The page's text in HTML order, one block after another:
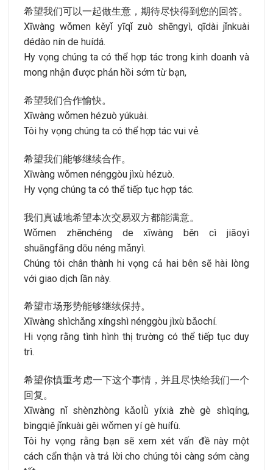
希望我们可以一起做生意，期待尽快得到您的回答。
Xīwàng wǒmen kěyǐ yīqǐ zuò shēngyì, qīdài jǐnkuài
dédào nín de huídá.
Hy vọng chúng ta có thể hợp tác trong kinh doanh và
mong nhận được phản hồi sớm từ bạn,
希望我们合作愉快。
Xīwàng wǒmen hézuò yúkuài.
Tôi hy vọng chúng ta có thể hợp tác vui vẻ.
希望我们能够继续合作。
Xīwàng wǒmen nénggòu jìxù hézuò.
Hy vọng chúng ta có thể tiếp tục hợp tác.
我们真诚地希望本次交易双方都能满意。
Wǒmen zhēnchéng de xīwàng běn cì jiāoyì
shuāngfāng dōu néng mǎnyì.
Chúng tôi chân thành hi vọng cả hai bên sẽ hài lòng
với giao dịch lần này.
希望市场形势能够继续保持。
Xīwàng shìchǎng xíngshì nénggòu jìxù bǎochí.
Hi vọng rằng tình hình thị trường có thể tiếp tục duy
trì.
希望你慎重考虑一下这个事情，并且尽快给我们一个
回复。
Xīwàng nǐ shènzhòng kǎolǜ yíxià zhè gè shìqíng,
bìngqiě jǐnkuài gěi wǒmen yí gè huífù.
Tôi hy vọng rằng bạn sẽ xem xét vấn đề này một
cách cẩn thận và trả lời cho chúng tôi càng sớm càng